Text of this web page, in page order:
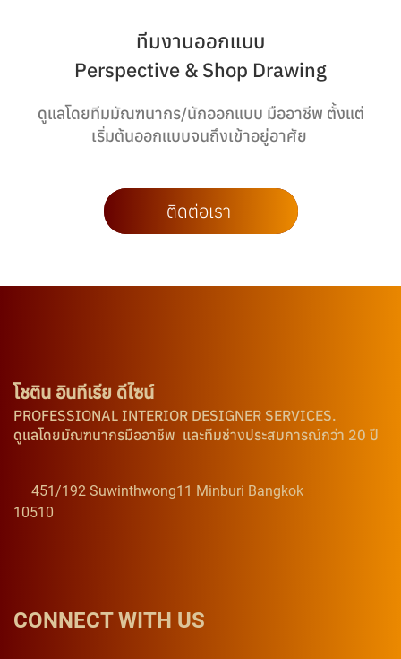
ทีมงานออกแบบ
Perspective & Shop Drawing
ดูแลโดยทีมมัณฑนากร/นักออกแบบ มืออาชีพ ตั้งแต่
เริ่มต้นออกแบบจนถึงเข้าอยู่อาศัย
ติดต่อเรา
โชติน อินทีเรีย ดีไซน์
PROFESSIONAL INTERIOR DESIGNER SERVICES.
ดูแลโดยมัณฑนากรมืออาชีพ และทีมช่างประสบการณ์กว่า 20 ปี
451/192 Suwinthwong11 Minburi Bangkok
10510
CONNECT WITH US